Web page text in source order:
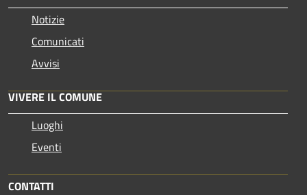
Notizie
Comunicati
Avvisi
VIVERE IL COMUNE
Luoghi
Eventi
CONTATTI